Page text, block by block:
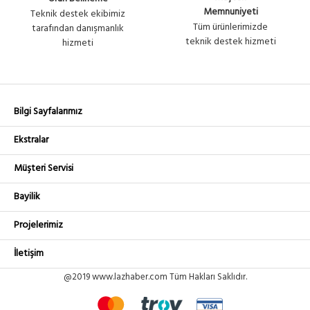
Repeater+Access Point+Bridge
Kablosu...
U808
Teknik destek ekibimiz
tarafından danışmanlık
hizmeti
Memnuniyeti
Tüm ürünlerimizde
teknik destek hizmeti
Bilgi Sayfalarımız
Ekstralar
Müşteri Servisi
Bayilik
Projelerimiz
İletişim
@2019 www.lazhaber.com Tüm Hakları Saklıdır.